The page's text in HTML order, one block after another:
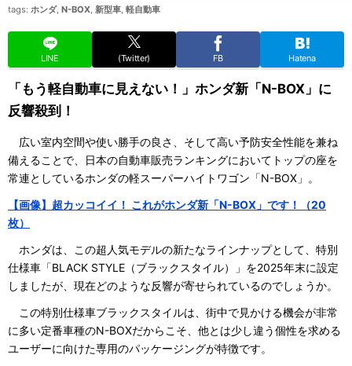
tags: ホンダ, N-BOX, 新型車, 軽自動車
LINE (Twitter) FB Hatena
「もう軽自動車に見えない！」ホンダ新「N-BOX」に
反響殺到！
広い室内空間や使い勝手の良さ、そして高い予防安全性能を兼ね
備えることで、日本の自動車販売ランキングにおいてトップの座を
常連としているホンダの軽スーパーハイトワゴン「N-BOX」。
【画像】超カッコイイ！ これがホンダ新「N-BOX」です！（20
枚）
ホンダは、この超人気モデルの新たなラインナップとして、特別
仕様車「BLACK STYLE（ブラックスタイル）」を2025年末に設定
しましたが、現在どのような反響が寄せられているのでしょうか。
この特別仕様車ブラックスタイルは、街中で見かける機会が非常
に多い定番車種のN-BOXだからこそ、他とは少し違う個性を求める
ユーザーに向けた専用のパッケージングが特徴です。